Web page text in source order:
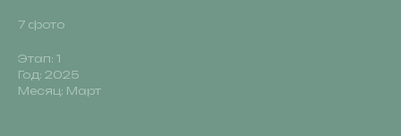
7 фото
Этап: 1
Год: 2025
Месяц: Март